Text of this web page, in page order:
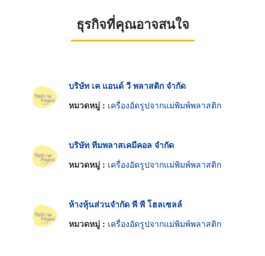
ธุรกิจที่คุณอาจสนใจ
บริษัท เค แอนด์ วี พลาสติก จำกัด
หมวดหมู่ : เครื่องอัดรูปจากแม่พิมพ์พลาสติก
บริษัท ทีมพลาสเคมีคอล จำกัด
หมวดหมู่ : เครื่องอัดรูปจากแม่พิมพ์พลาสติก
ห้างหุ้นส่วนจำกัด พี พี โฮลเซลล์
หมวดหมู่ : เครื่องอัดรูปจากแม่พิมพ์พลาสติก